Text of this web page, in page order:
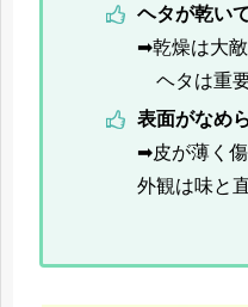
ヘタが乾い
➡乾燥は大敵
ヘタは重
表面がなめ
➡皮が薄く傷
外観は味と